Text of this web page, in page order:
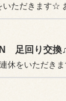
足回り交換